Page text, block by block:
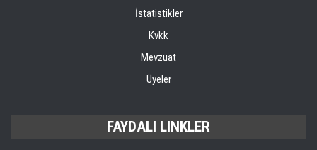
İstatistikler
Kvkk
Mevzuat
Üyeler
FAYDALI LINKLER